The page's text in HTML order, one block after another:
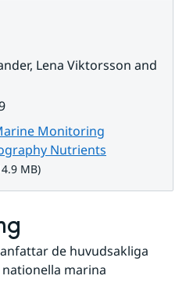
Lena Viktorsson and
Monitoring
Nutrients
MB.MB)
de huvudsakliga
marina